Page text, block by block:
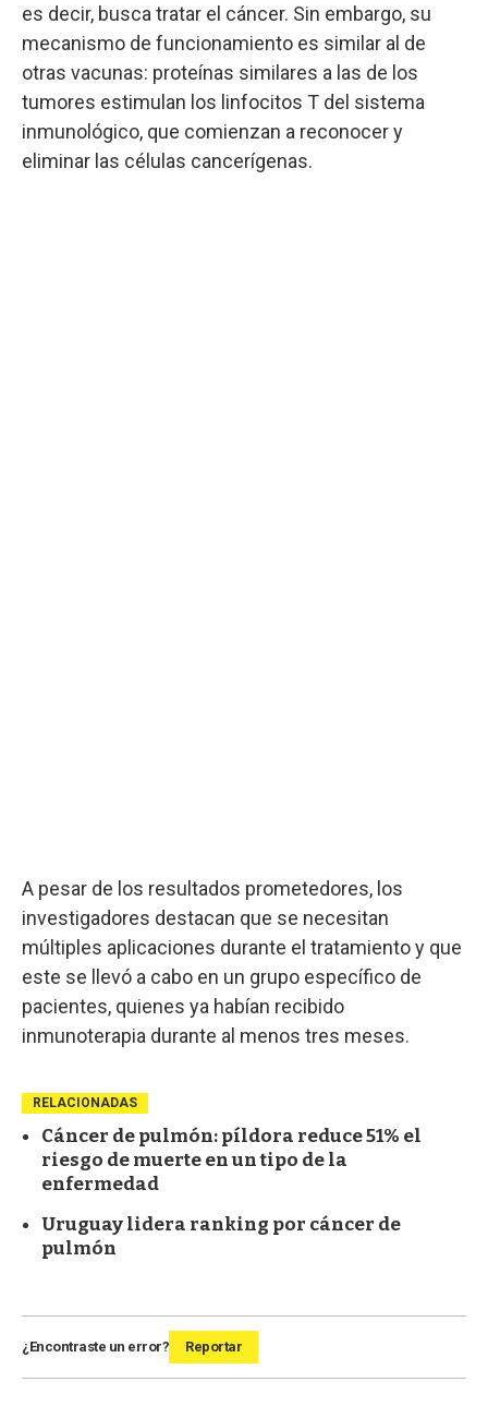
es decir, busca tratar el cáncer. Sin embargo, su
mecanismo de funcionamiento es similar al de
otras vacunas: proteínas similares a las de los
tumores estimulan los linfocitos T del sistema
inmunológico, que comienzan a reconocer y
eliminar las células cancerígenas.
A pesar de los resultados prometedores, los
investigadores destacan que se necesitan
múltiples aplicaciones durante el tratamiento y que
este se llevó a cabo en un grupo específico de
pacientes, quienes ya habían recibido
inmunoterapia durante al menos tres meses.
RELACIONADAS
Cáncer de pulmón: píldora reduce 51% el
riesgo de muerte en un tipo de la
enfermedad
Uruguay lidera ranking por cáncer de
pulmón
¿Encontraste un error? Reportar